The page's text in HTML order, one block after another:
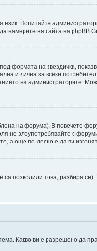
Попитайте
намерите на сайта на phpBB
формата на звездички,
и лична за всеки
на администраторите.
на форума). В повечето
не злоупотребявайте с
а още по-лесно е да ви
позволили това, разбира се).
Какво ви е разрешено да